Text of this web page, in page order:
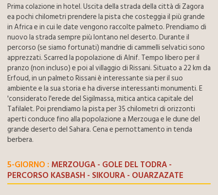
Prima colazione in hotel. Uscita della strada della città di Zagora
ea pochi chilometri prendere la pista che costeggia il più grande
in Africa e in cui le date vengono raccolte palmeto. Prendiamo di
nuovo la strada sempre più lontano nel deserto. Durante il
percorso (se siamo fortunati) mandrie di cammelli selvatici sono
apprezzati. Scarred la popolazione di Alnif. Tempo libero per il
pranzo (non incluso) e poi al villaggio di Rissani. Situato a 22 km da
Erfoud, in un palmeto Rissani è interessante sia per il suo
ambiente e la sua storia e ha diverse interessanti monumenti. E
'considerato l'erede del Sigilmassa, mitica antica capitale del
Tafilalet. Poi prendiamo la pista per 35 chilometri di orizzonti
aperti conduce fino alla popolazione a Merzouga e le dune del
grande deserto del Sahara. Cena e pernottamento in tenda
berbera.
5-GIORNO : MERZOUGA - GOLE DEL TODRA -
PERCORSO KASBASH - SIKOURA - OUARZAZATE